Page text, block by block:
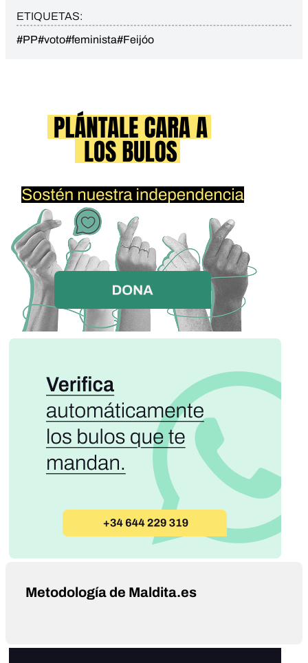
ETIQUETAS:
#PP#voto#feminista#Feijóo
Metodología de Maldita.es